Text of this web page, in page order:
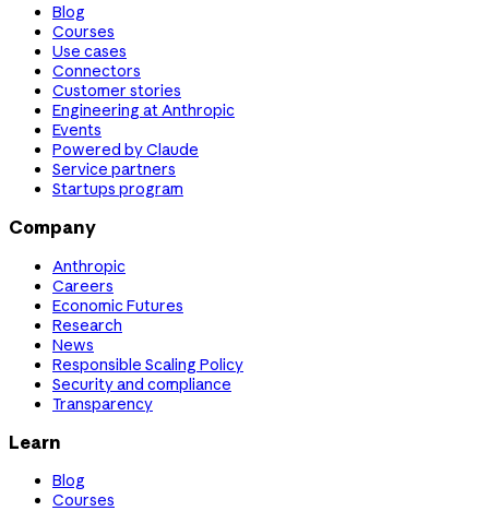
Blog
Courses
Use cases
Connectors
Customer stories
Engineering at Anthropic
Events
Powered by Claude
Service partners
Startups program
Company
Anthropic
Careers
Economic Futures
Research
News
Responsible Scaling Policy
Security and compliance
Transparency
Learn
Blog
Courses